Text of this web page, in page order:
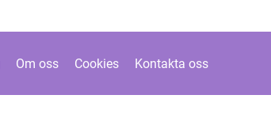
Om oss Cookies Kontakta oss